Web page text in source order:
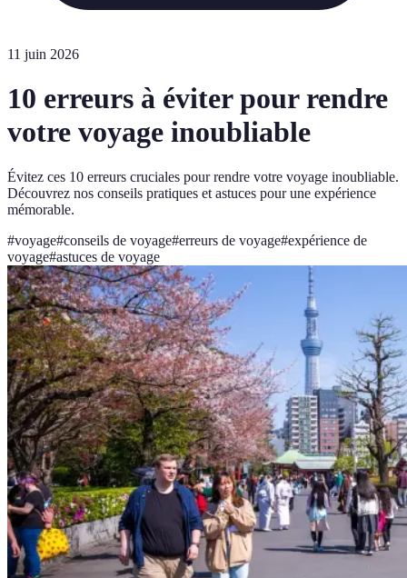
11 juin 2026
10 erreurs à éviter pour rendre
votre voyage inoubliable
Évitez ces 10 erreurs cruciales pour rendre votre voyage inoubliable.
Découvrez nos conseils pratiques et astuces pour une expérience
mémorable.
#voyage#conseils de voyage#erreurs de voyage#expérience de
voyage#astuces de voyage